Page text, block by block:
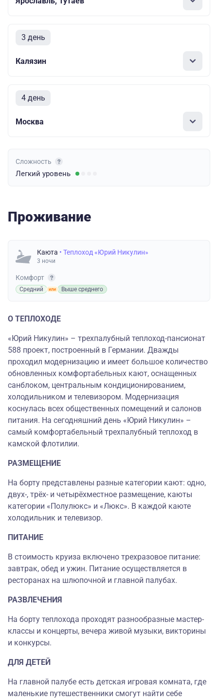
3 день
Калязин
4 день
Москва
Сложность
Легкий уровень
Проживание
Каюта • Теплоход «Юрий Никулин»
3 ночи
Комфорт
Средний Выше среднего
О ТЕПЛОХОДЕ
«Юрий Никулин» – трехпалубный теплоход-пансионат
588 проект, построенный в Германии. Дважды
проходил модернизацию и имеет большое количество
обновленных комфортабельных кают, оснащенных
санблоком, центральным кондиционированием,
холодильником и телевизором. Модернизация
коснулась всех общественных помещений и салонов
питания. На сегодняшний день «Юрий Никулин» –
самый комфортабельный трехпалубный теплоход в
камской флотилии.
РАЗМЕЩЕНИЕ
На борту представлены разные категории кают: одно,
двух-, трёх- и четырёхместное размещение, каюты
категории «Полулюкс» и «Люкс». В каждой каюте
холодильник и телевизор.
ПИТАНИЕ
В стоимость круиза включено трехразовое питание:
завтрак, обед и ужин. Питание осуществляется в
ресторанах на шлюпочной и главной палубах.
РАЗВЛЕЧЕНИЯ
На борту теплохода проходят разнообразные мастер-
классы и концерты, вечера живой музыки, викторины
и конкурсы.
ДЛЯ ДЕТЕЙ
На главной палубе есть детская игровая комната, где
маленькие путешественники смогут найти себе